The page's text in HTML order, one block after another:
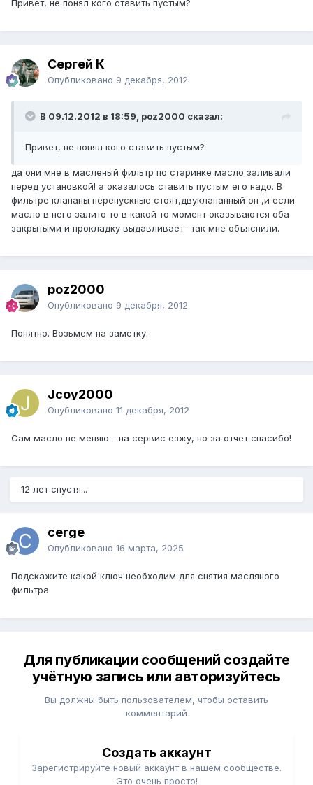
Привет, не понял кого ставить пустым?
Сергей К
Опубликовано 9 декабря, 2012
В 09.12.2012 в 18:59, poz2000 сказал:
Привет, не понял кого ставить пустым?
да они мне в масленый фильтр по старинке масло заливали
перед установкой! а оказалось ставить пустым его надо. В
фильтре клапаны перепускные стоят,двуклапанный он ,и если
масло в него залито то в какой то момент оказываются оба
закрытыми и прокладку выдавливает- так мне объяснили.
poz2000
Опубликовано 9 декабря, 2012
Понятно. Возьмем на заметку.
Jcoy2000
Опубликовано 11 декабря, 2012
Сам масло не меняю - на сервис езжу, но за отчет спасибо!
12 лет спустя...
cerge
Опубликовано 16 марта, 2025
Подскажите какой ключ необходим для снятия масляного
фильтра
Для публикации сообщений создайте
учётную запись или авторизуйтесь
Вы должны быть пользователем, чтобы оставить
комментарий
Создать аккаунт
Зарегистрируйте новый аккаунт в нашем сообществе.
Это очень просто!